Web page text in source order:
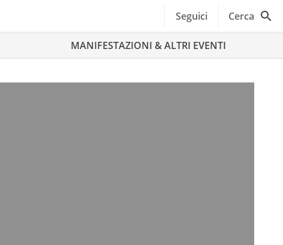
Seguici Cerca
MANIFESTAZIONI & ALTRI EVENTI